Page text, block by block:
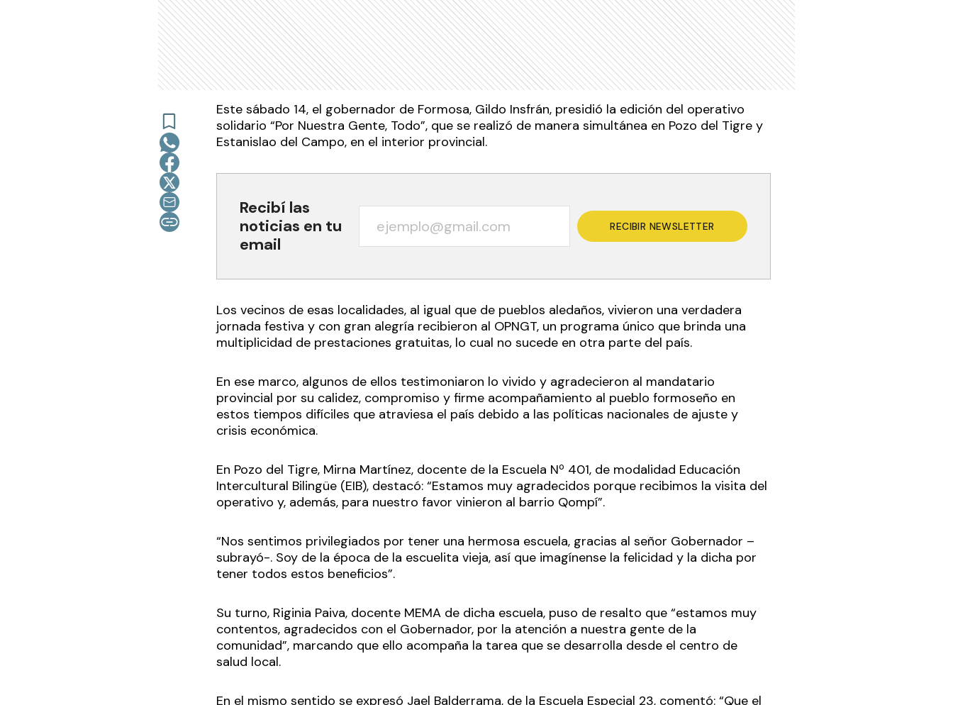
Este sábado 14, el gobernador de Formosa, Gildo Insfrán, presidió la edición del operativo
solidario “Por Nuestra Gente, Todo”, que se realizó de manera simultánea en Pozo del Tigre y
Estanislao del Campo, en el interior provincial.
Recibí las
noticias en tu
email
RECIBIR NEWSLETTER
Los vecinos de esas localidades, al igual que de pueblos aledaños, vivieron una verdadera
jornada festiva y con gran alegría recibieron al OPNGT, un programa único que brinda una
multiplicidad de prestaciones gratuitas, lo cual no sucede en otra parte del país.
En ese marco, algunos de ellos testimoniaron lo vivido y agradecieron al mandatario
provincial por su calidez, compromiso y firme acompañamiento al pueblo formoseño en
estos tiempos difíciles que atraviesa el país debido a las políticas nacionales de ajuste y
crisis económica.
En Pozo del Tigre, Mirna Martínez, docente de la Escuela Nº 401, de modalidad Educación
Intercultural Bilingüe (EIB), destacó: “Estamos muy agradecidos porque recibimos la visita del
operativo y, además, para nuestro favor vinieron al barrio Qompí”.
“Nos sentimos privilegiados por tener una hermosa escuela, gracias al señor Gobernador –
subrayó-. Soy de la época de la escuelita vieja, así que imagínense la felicidad y la dicha por
tener todos estos beneficios”.
Su turno, Riginia Paiva, docente MEMA de dicha escuela, puso de resalto que “estamos muy
contentos, agradecidos con el Gobernador, por la atención a nuestra gente de la
comunidad”, marcando que ello acompaña la tarea que se desarrolla desde el centro de
salud local.
En el mismo sentido se expresó Jael Balderrama, de la Escuela Especial 23, comentó: “Que el